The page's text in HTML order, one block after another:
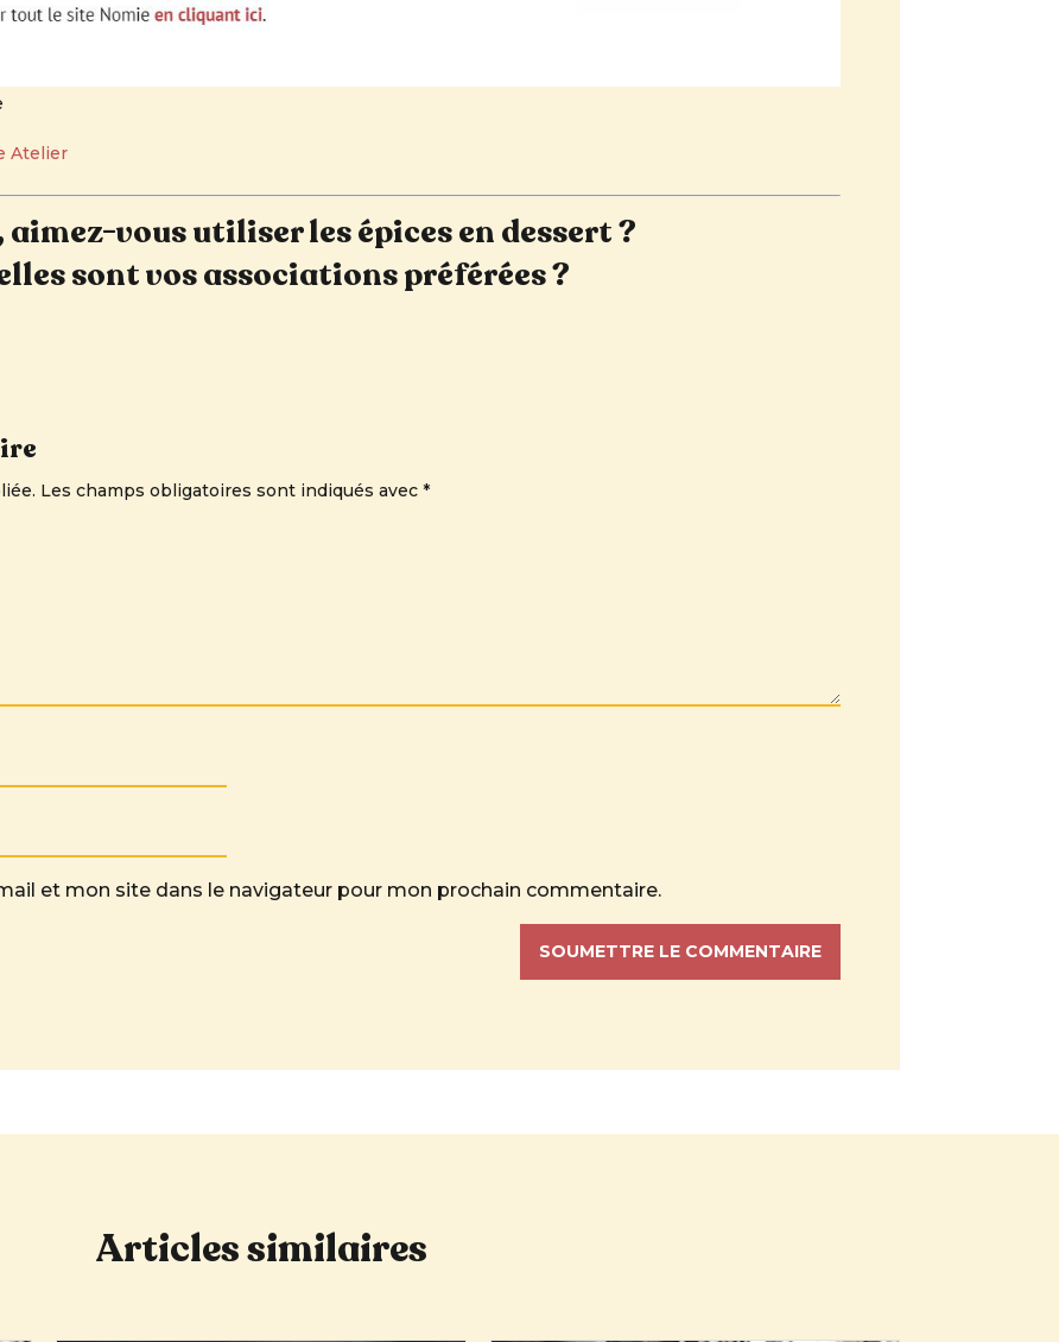
Atelier
aimez-vous utiliser les épices en dessert ?
sont vos associations préférées ?
Les champs obligatoires sont indiqués avec*
et mon site dans le navigateur pour mon prochain commentaire.
SOUMETTRE LE COMMENTAIRE
Articles similaires